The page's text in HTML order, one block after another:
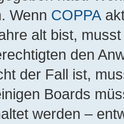
Wenn COPPA
alt bist,
den
der Fall ist,
Boards
werden –